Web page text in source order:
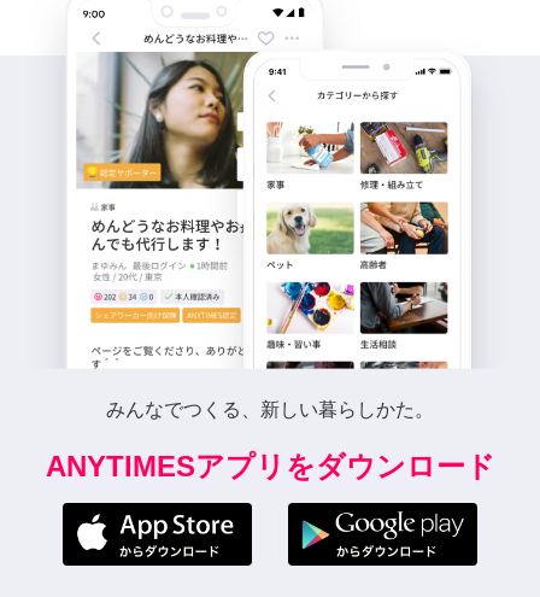
みんなでつくる、新しい暮らしかた。
ANYTIMESアプリをダウンロード